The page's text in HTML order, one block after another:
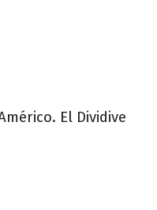
El Dividive